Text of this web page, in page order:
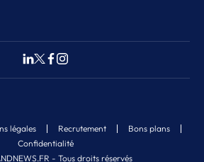
- Tous droits réservés
légales Recrutement
Bons plans
Confidentialité